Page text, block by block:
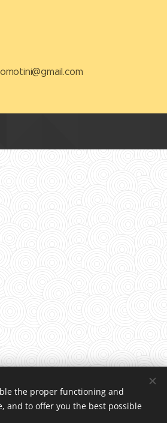
the proper functioning and
and to offer you the best possible